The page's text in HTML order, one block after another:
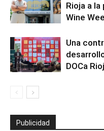
Rioja a
Wine
Una
DOCa
Publicidad